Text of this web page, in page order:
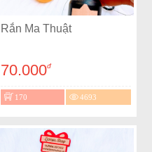
Rắn Ma Thuật
70.000đ
170 4693